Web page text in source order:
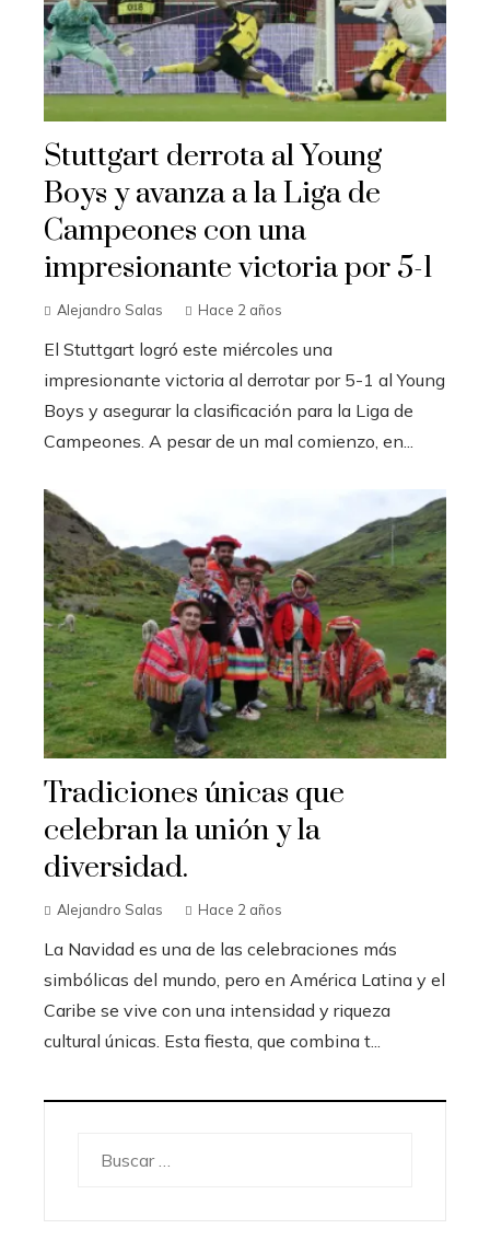
Stuttgart derrota al Young
Boys y avanza a la Liga de
Campeones con una
impresionante victoria por 5-1
Alejandro Salas Hace 2 años
El Stuttgart logró este miércoles una
impresionante victoria al derrotar por 5-1 al Young
Boys y asegurar la clasificación para la Liga de
Campeones. A pesar de un mal comienzo, en...
Tradiciones únicas que
celebran la unión y la
diversidad.
Alejandro Salas Hace 2 años
La Navidad es una de las celebraciones más
simbólicas del mundo, pero en América Latina y el
Caribe se vive con una intensidad y riqueza
cultural únicas. Esta fiesta, que combina t...